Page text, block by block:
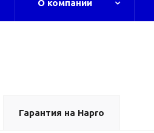
О компании
Гарантия на Hapro